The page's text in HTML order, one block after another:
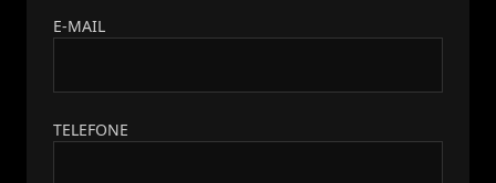
E-MAIL
TELEFONE